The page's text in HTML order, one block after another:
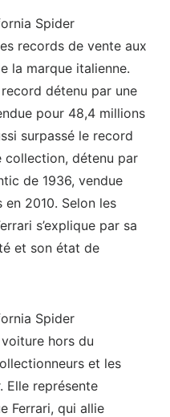
Spider
records de vente aux
la marque italienne.
détenu par une
pour 48,4 millions
surpassé le record
collection, détenu par
de 1936, vendue
2010. Selon les
s’explique par sa
et son état de
Spider
hors du
et les
Elle représente
Ferrari, qui allie